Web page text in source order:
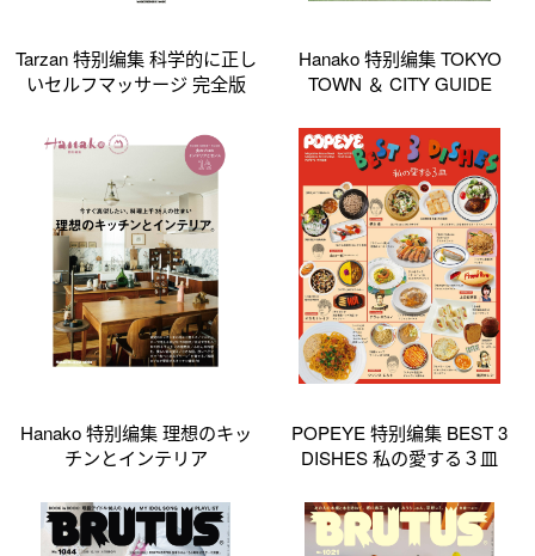
Tarzan 特别编集 科学的に正し
いセルフマッサージ 完全版
Hanako 特别编集 TOKYO
TOWN ＆ CITY GUIDE
Hanako 特别编集 理想のキッ
チンとインテリア
POPEYE 特别编集 BEST 3
DISHES 私の愛する３皿